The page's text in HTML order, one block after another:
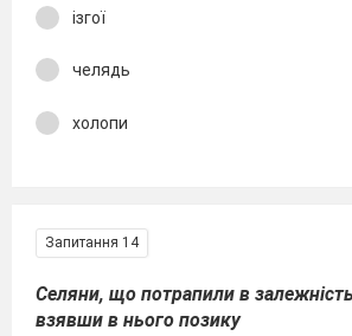
ізгої
челядь
холопи
Запитання 14
Селяни, що потрапили в
взявши в нього позику